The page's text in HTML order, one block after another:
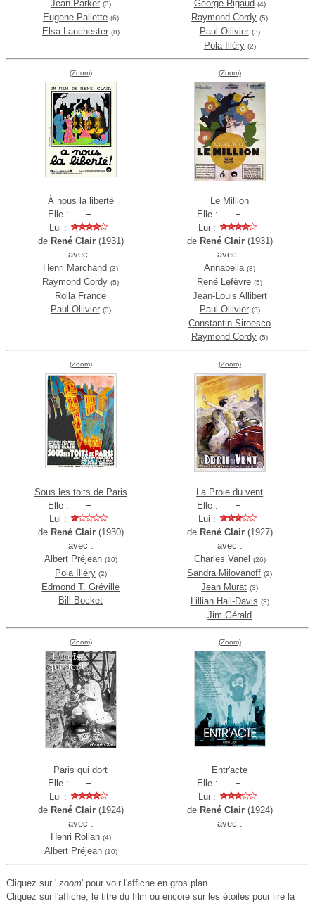
Jean Parker (3)
Eugene Pallette (6)
Elsa Lanchester (8)
George Rigaud (4)
Raymond Cordy (5)
Paul Ollivier (3)
Pola Illéry (2)
(Zoom)
À nous la liberté
Elle :
Lui :
de René Clair(1931)
avec :
Henri Marchand (3)
Raymond Cordy (5)
Rolla France
Paul Ollivier (3)
(Zoom)
Le Million
Elle :
Lui :
de René Clair(1931)
avec :
Annabella (8)
René Lefèvre (5)
Jean-Louis Allibert
Paul Ollivier (3)
Constantin Siroesco
Raymond Cordy (5)
(Zoom)
Sous les toits de Paris
Elle :
Lui :
de René Clair(1930)
avec :
Albert Préjean (10)
Pola Illéry (2)
Edmond T. Gréville
Bill Bocket
(Zoom)
La Proie du vent
Elle :
Lui :
de René Clair(1927)
avec :
Charles Vanel
(26)
Sandra Milovanoff (2)
Jean Murat (3)
Lillian Hall-Davis (3)
Jim Gérald
(Zoom)
Paris qui dort
Elle :
Lui :
de René Clair(1924)
avec :
Henri Rollan (4)
Albert Préjean (10)
(Zoom)
Entr'acte
Elle :
Lui :
de René Clair(1924)
avec :
Cliquez sur ' zoom' pour voir l'affiche en gros plan.
Cliquez sur l'affiche, le titre du film ou encore sur les étoiles pour lire la